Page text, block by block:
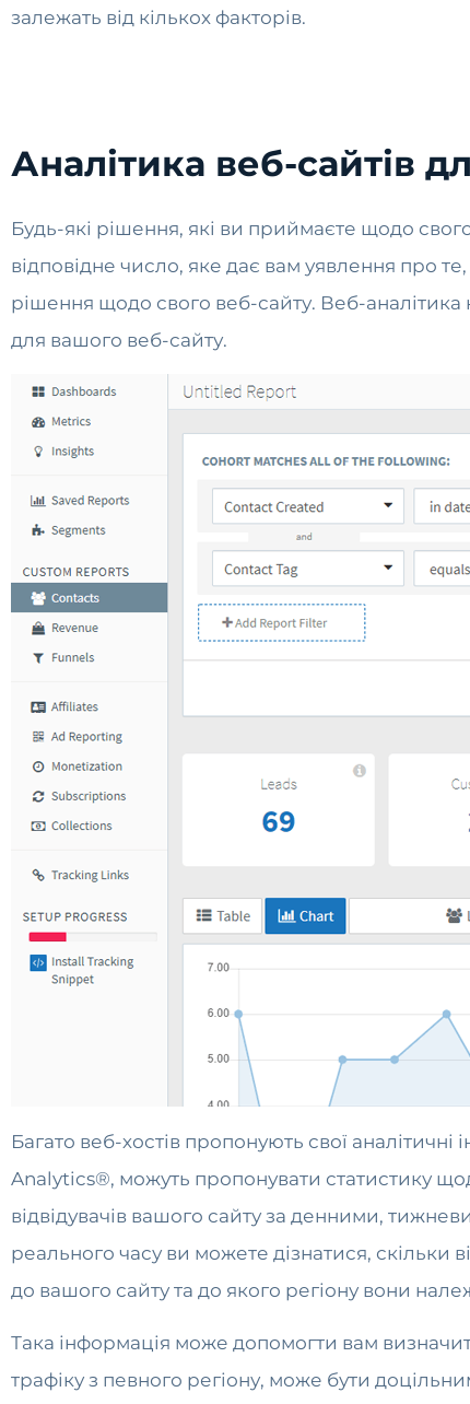
залежать від кількох факторів.
Аналітика веб-сайтів
Будь-які рішення, які ви приймаєте щодо
відповідне число, яке дає вам уявлення про
рішення щодо свого веб-сайту. Веб-
для вашого веб-сайту.
Багато веб-хостів пропонують свої
Analytics®, можуть пропонувати статистику
відвідувачів вашого сайту за денними,
реального часу ви можете дізнатися, скільки
до вашого сайту та до якого регіону вони
Така інформація може допомогти вам
трафіку з певного регіону, може бути